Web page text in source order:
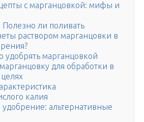
с марганцовкой: мифы и
ли поливать
раствором марганцовки в
удобрять марганцовкой
для обработки в
калия
альтернативные